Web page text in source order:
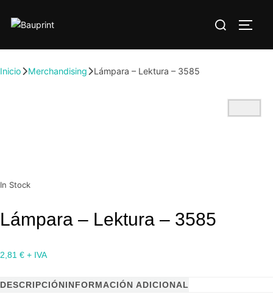
Inicio Merchandising Lámpara – Lektura – 3585
In Stock
Lámpara – Lektura – 3585
2,81 € + IVA
DESCRIPCIÓNINFORMACIÓN ADICIONAL